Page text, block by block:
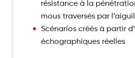
résistance à la
mous traversés par
Scénarios créés à partir
échographiques réelles